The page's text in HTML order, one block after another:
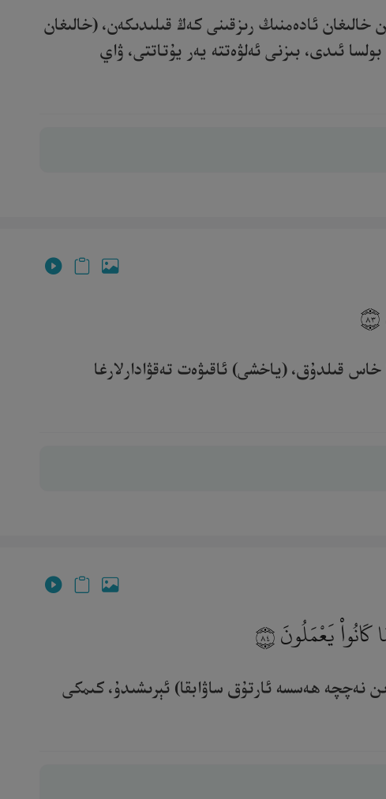
خالىغان ئادەمنىڭ رىزقىنى كەڭ قىلىدىكەن، (خالىغان
ئىدى، بىزنى ئەلۋەتتە يەر يۇتاتتى، ۋاي
٨٣
خاس قىلدۇق، (ياخشى) ئاقىۋەت تەقۋادارلارغا
يَعْمَلُونَ ٨٤
نەچچە ھەسسە ئارتۇق ساۋابقا) ئېرىشىدۇ، كىمكى